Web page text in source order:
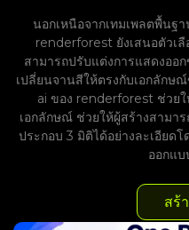
นอกเหนือจากเทมเพลตพื้นฐ
renderforest ยังเสนอตัวเ
สามารถปรับแต่งการแสดงออ
เปลี่ยนจานสีให้ตรงกับเอกลักษ
ai ของ renderforest ช่วยใ
เอกลักษณ์ ช่วยให้ผู้สร้างสามา
ประกอบ 3 มิติได้อย่างละเอียด
ออกแบ
สร้